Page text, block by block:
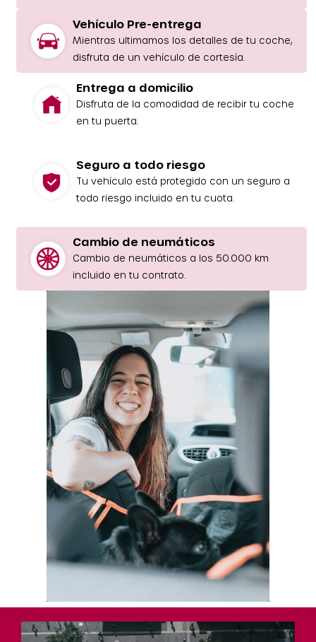
Vehículo Pre-entrega
Mientras ultimamos los detalles de tu coche,
disfruta de un vehículo de cortesía.
Entrega a domicilio
Disfruta de la comodidad de recibir tu coche
en tu puerta.
Seguro a todo riesgo
Tu vehículo está protegido con un seguro a
todo riesgo incluido en tu cuota.
Cambio de neumáticos
Cambio de neumáticos a los 50.000 km
incluido en tu contrato.